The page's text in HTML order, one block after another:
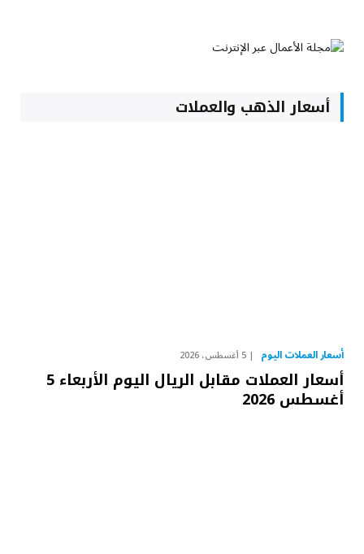
أسعار الذهب والعملات
أسعار العملات اليوم 5 أغسطس، 2026
أسعار العملات مقابل الريال اليوم الأربعاء 5
أغسطس 2026